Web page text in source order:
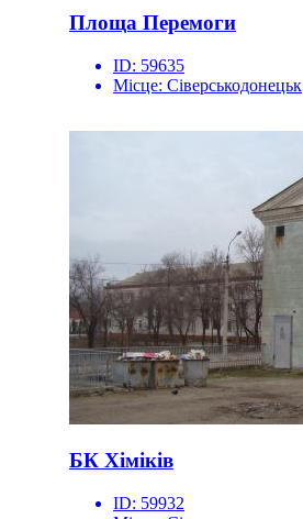
Площа Перемоги
ID: 59635
Місце: Сіверськодонецьк
БК Хіміків
ID: 59932